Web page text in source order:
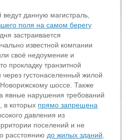
ведут данную магистраль,
поля на самом берегу
застраивается
известной компании
своё недоумение и
прокладку транзитной
густонаселенный жилой
шоссе. Также
явные нарушения требований
в которых прямо запрещена
давления из
поселений и не
расстоянию до жилых зданий